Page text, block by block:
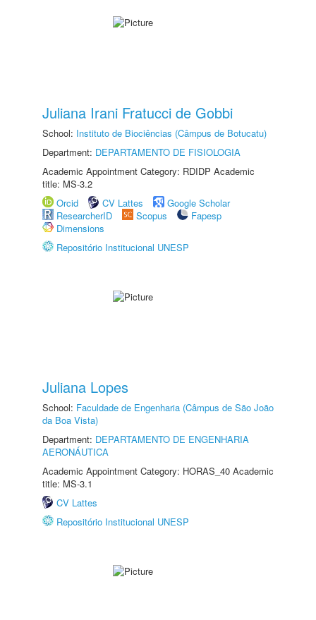
Juliana Irani Fratucci de Gobbi
School: Instituto de Biociências (Câmpus de Botucatu)
Department: DEPARTAMENTO DE FISIOLOGIA
Academic Appointment Category: RDIDP Academic
title: MS-3.2
Orcid
CV Lattes
Google Scholar
ResearcherID
Scopus
Fapesp
Dimensions
Repositório Institucional UNESP
Juliana Lopes
School: Faculdade de Engenharia (Câmpus de São João
da Boa Vista)
Department: DEPARTAMENTO DE ENGENHARIA
AERONÁUTICA
Academic Appointment Category: HORAS_40 Academic
title: MS-3.1
CV Lattes
Repositório Institucional UNESP